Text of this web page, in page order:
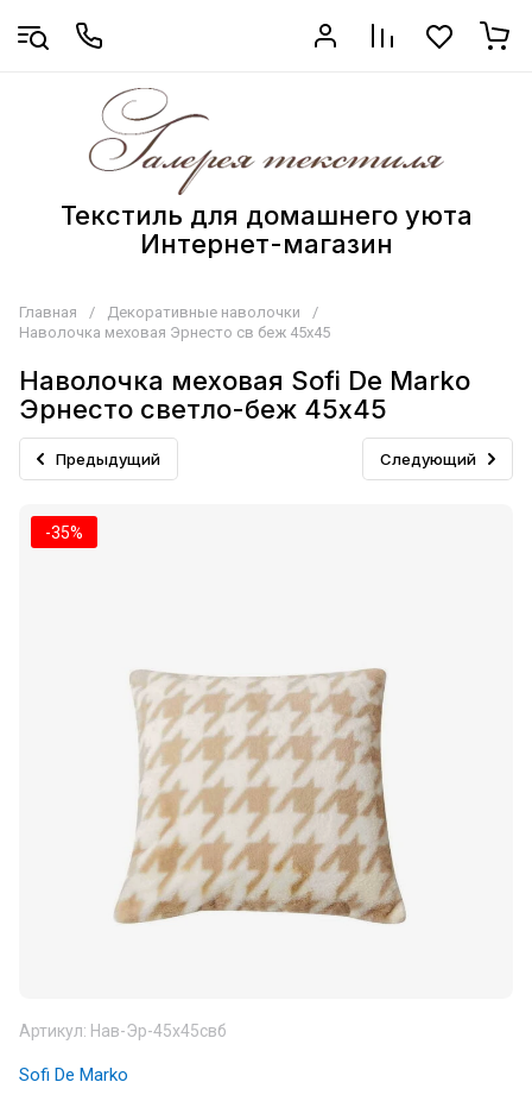
Текстиль для домашнего уюта
Интернет-магазин
Главная / Декоративные наволочки
/
Наволочка меховая Эрнесто св беж 45х45
Наволочка меховая Sofi De Marko
Эрнесто светло-беж 45х45
Предыдущий Следующий
-35%
Артикул: Нав-Эр-45х45свб
Sofi De Marko